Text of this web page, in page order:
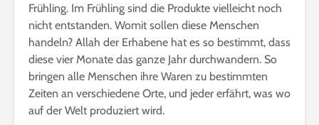
Frühling. Im Frühling sind die Produkte vielleicht noch
nicht entstanden. Womit sollen diese Menschen
handeln? Allah der Erhabene hat es so bestimmt, dass
diese vier Monate das ganze Jahr durchwandern. So
bringen alle Menschen ihre Waren zu bestimmten
Zeiten an verschiedene Orte, und jeder erfährt, was wo
auf der Welt produziert wird.